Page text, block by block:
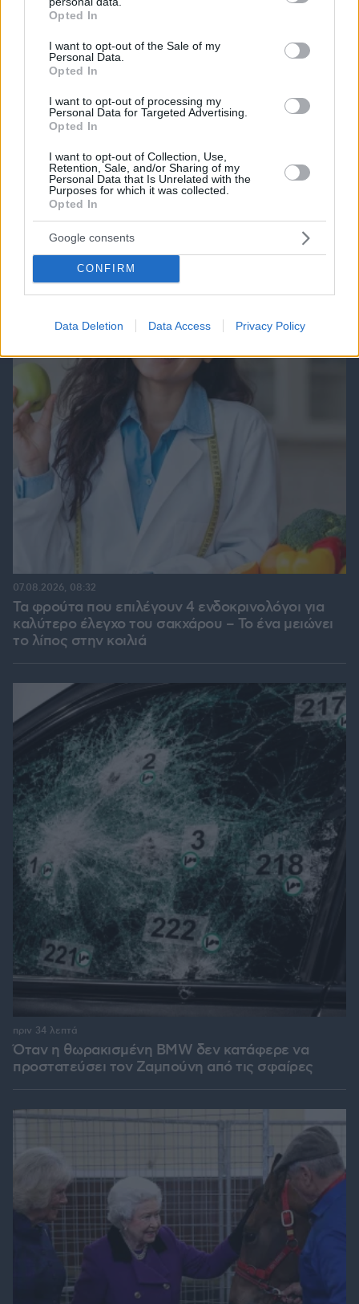
grant or deny consent to Google and its third-party tags to
use your data for below specified purposes in below Google
consent section.
Opted In
I want to opt-out of the Sale of my
Personal Data.
Opted In
I want to opt-out of processing my
Personal Data for Targeted Advertising.
Opted In
I want to opt-out of Collection, Use,
Retention, Sale, and/or Sharing of my
Personal Data that Is Unrelated with the
Purposes for which it was collected.
Opted In
Google consents
CONFIRM
Data Deletion Data Access Privacy Policy
Cut The Rope
ΔΕΙΤΕ ΟΛΑ ΤΑ GAMES
Best of Network
Τα φρούτα που επιλέγουν 4 ενδοκρινολόγοι για
καλύτερο έλεγχο του σακχάρου – Το ένα μειώνει
το λίπος στην κοιλιά
07.08.2026, 08:32
Όταν η θωρακισμένη BMW δεν κατάφερε να
προστατεύσει τον Ζαμπούνη από τις σφαίρες
πριν 34 λεπτά